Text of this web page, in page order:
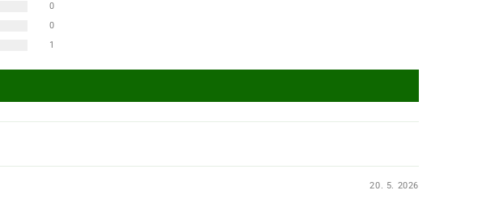
0
0
1
20. 5. 2026